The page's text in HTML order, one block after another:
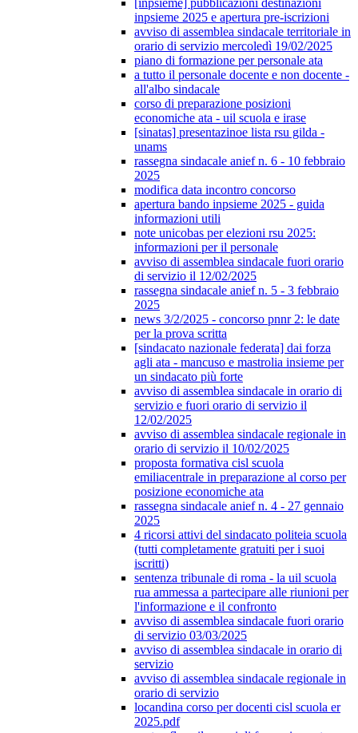
[inpsieme] pubblicazioni destinazioni
inpsieme 2025 e apertura pre-iscrizioni
avviso di assemblea sindacale territoriale in
orario di servizio mercoledì 19/02/2025
piano di formazione per personale ata
a tutto il personale docente e non docente -
all'albo sindacale
corso di preparazione posizioni
economiche ata - uil scuola e irase
[sinatas] presentazinoe lista rsu gilda -
unams
rassegna sindacale anief n. 6 - 10 febbraio
2025
modifica data incontro concorso
apertura bando inpsieme 2025 - guida
informazioni utili
note unicobas per elezioni rsu 2025:
informazioni per il personale
avviso di assemblea sindacale fuori orario
di servizio il 12/02/2025
rassegna sindacale anief n. 5 - 3 febbraio
2025
news 3/2/2025 - concorso pnnr 2: le date
per la prova scritta
[sindacato nazionale federata] dai forza
agli ata - mancuso e mastrolia insieme per
un sindacato più forte
avviso di assemblea sindacale in orario di
servizio e fuori orario di servizio il
12/02/2025
avviso di assemblea sindacale regionale in
orario di servizio il 10/02/2025
proposta formativa cisl scuola
emiliacentrale in preparazione al corso per
posizione economiche ata
rassegna sindacale anief n. 4 - 27 gennaio
2025
4 ricorsi attivi del sindacato politeia scuola
(tutti completamente gratuiti per i suoi
iscritti)
sentenza tribunale di roma - la uil scuola
rua ammessa a partecipare alle riunioni per
l'informazione e il confronto
avviso di assemblea sindacale fuori orario
di servizio 03/03/2025
avviso di assemblea sindacale in orario di
servizio
avviso di assemblea sindacale regionale in
orario di servizio
locandina corso per docenti cisl scuola er
2025.pdf